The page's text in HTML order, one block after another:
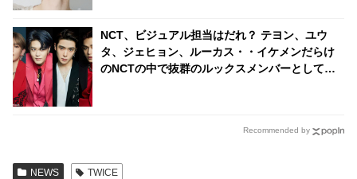
NCT、ビジュアル担当はだれ？ テヨン、ユウ
タ、ジェヒョン、ルーカス・・イケメンだらけ
のNCTの中で抜群のルックスメンバーとして
Recommended by
NEWS TWICE